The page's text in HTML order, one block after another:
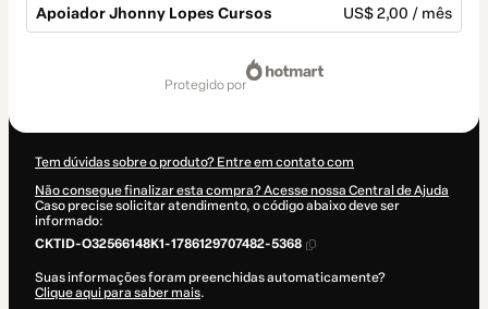
Apoiador Jhonny Lopes Cursos US$ 2,00 / mês
protegido por
Tem dúvidas sobre o produto? Entre em contato com
Não consegue finalizar esta compra? Acesse nossa Central de Ajuda
Caso precise solicitar atendimento, o código abaixo deve ser
informado:
CKTID-O32566148K1-1786129707482-5368
Suas informações foram preenchidas automaticamente?
Clique aqui para saber mais.